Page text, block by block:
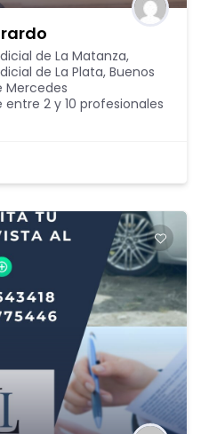
de La Matanza,
de La Plata, Buenos
Mercedes
2 y 10 profesionales